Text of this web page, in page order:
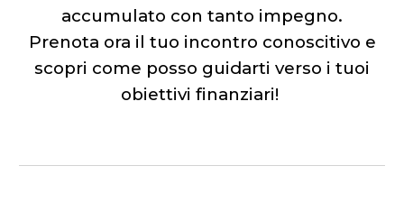
accumulato con tanto impegno.
Prenota ora il tuo incontro conoscitivo e
scopri come posso guidarti verso i tuoi
obiettivi finanziari!